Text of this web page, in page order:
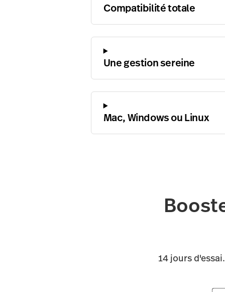
Compatibilité totale
Une gestion sereine
Mac, Windows ou Linux
14 jours